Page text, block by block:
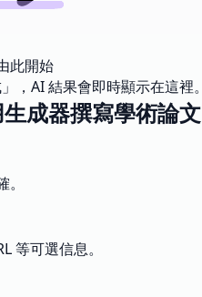
此開始
，AI 結果會即時顯示在這裡。
成器撰寫學術論文
等可選信息。